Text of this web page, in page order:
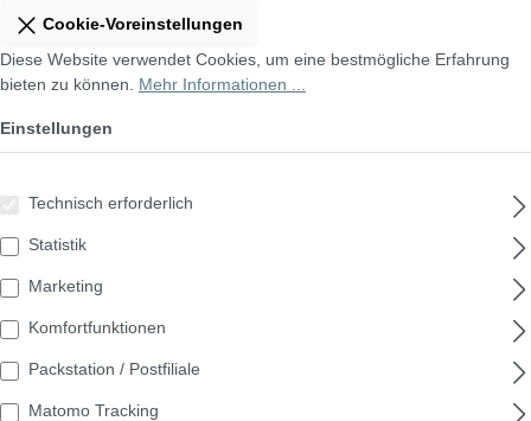
Cookie-Voreinstellungen
Diese Website verwendet Cookies, um eine bestmögliche Erfahrung
bieten zu können. Mehr Informationen ...
Einstellungen
Technisch erforderlich
Statistik
Marketing
Komfortfunktionen
Packstation / Postfiliale
Matomo Tracking